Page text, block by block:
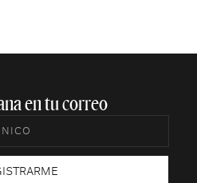
en tu correo​